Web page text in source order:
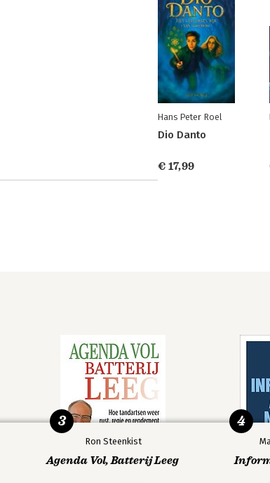
Hans Peter Roel
Dio Danto
€ 17,99
Ron Steenkist
Agenda Vol, Batterij Leeg
3 4